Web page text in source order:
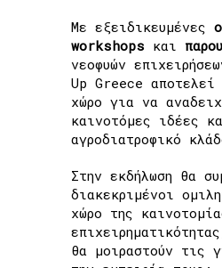
Με εξειδικευμένες
workshops και
νεοφυών
Up Greece αποτελεί
χώρο για να
καινοτόμες ιδέες
αγροδιατροφικό
Στην εκδήλωση θα
διακεκριμένοι
χώρο της
θα μοιραστούν τις